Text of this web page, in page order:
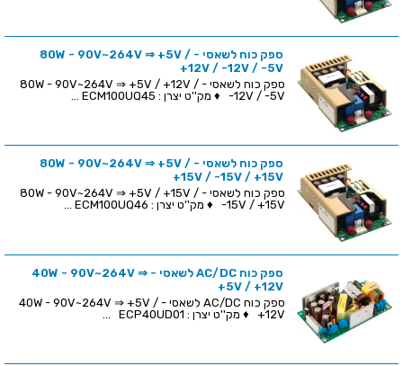
ספק כוח לשאסי - 80W - 90V~264V ⇒ +5V /
+12V / -12V / -5V
ספק כוח לשאסי - 80W - 90V~264V ⇒ +5V / +12V /
-12V / -5V ♦ מק''ט יצרן : ECM100UQ45 ...
ספק כוח לשאסי - 80W - 90V~264V ⇒ +5V /
+15V / -15V / +15V
ספק כוח לשאסי - 80W - 90V~264V ⇒ +5V / +15V /
-15V / +15V ♦ מק''ט יצרן : ECM100UQ46 ...
ספק כוח AC/DC לשאסי - 40W - 90V~264V ⇒
+5V / +12V
ספק כוח AC/DC לשאסי - 40W - 90V~264V ⇒ +5V /
+12V ♦ מק''ט יצרן : ECP40UD01 ...